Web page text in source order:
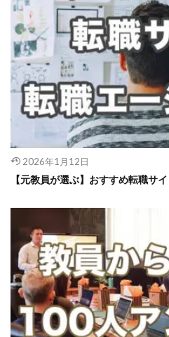
2026年1月12日
【元教員が選ぶ】おすすめ転職サ